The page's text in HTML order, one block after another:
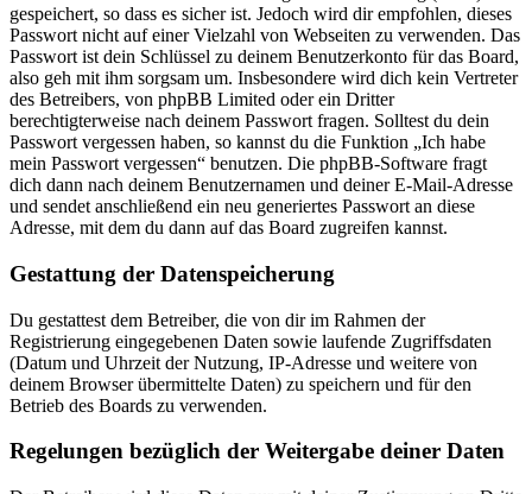
gespeichert, so dass es sicher ist. Jedoch wird dir empfohlen, dieses
Passwort nicht auf einer Vielzahl von Webseiten zu verwenden. Das
Passwort ist dein Schlüssel zu deinem Benutzerkonto für das Board,
also geh mit ihm sorgsam um. Insbesondere wird dich kein Vertreter
des Betreibers, von phpBB Limited oder ein Dritter
berechtigterweise nach deinem Passwort fragen. Solltest du dein
Passwort vergessen haben, so kannst du die Funktion „Ich habe
mein Passwort vergessen“ benutzen. Die phpBB-Software fragt
dich dann nach deinem Benutzernamen und deiner E-Mail-Adresse
und sendet anschließend ein neu generiertes Passwort an diese
Adresse, mit dem du dann auf das Board zugreifen kannst.
Gestattung der Datenspeicherung
Du gestattest dem Betreiber, die von dir im Rahmen der
Registrierung eingegebenen Daten sowie laufende Zugriffsdaten
(Datum und Uhrzeit der Nutzung, IP-Adresse und weitere von
deinem Browser übermittelte Daten) zu speichern und für den
Betrieb des Boards zu verwenden.
Regelungen bezüglich der Weitergabe deiner Daten